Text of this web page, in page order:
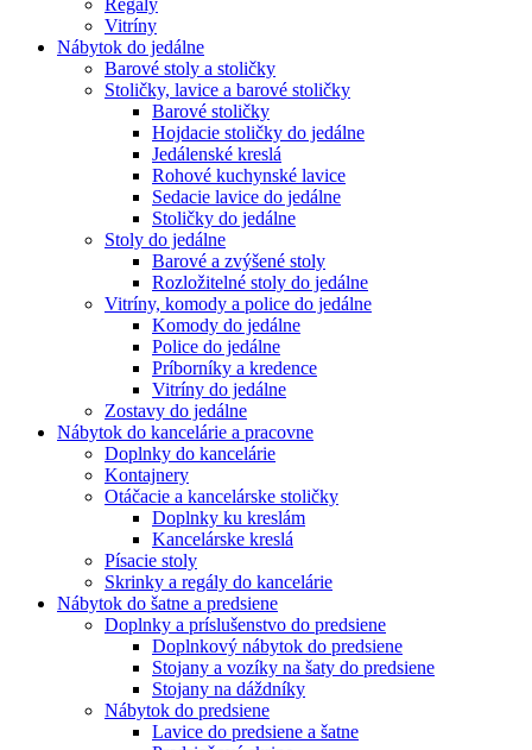
Vitríny
Nábytok do jedálne
Barové stoly a stoličky
Stoličky, lavice a barové stoličky
Barové stoličky
Hojdacie stoličky do jedálne
Jedálenské kreslá
Rohové kuchynské lavice
Sedacie lavice do jedálne
Stoličky do jedálne
Stoly do jedálne
Barové a zvýšené stoly
Rozložitelné stoly do jedálne
Vitríny, komody a police do jedálne
Komody do jedálne
Police do jedálne
Príborníky a kredence
Vitríny do jedálne
Zostavy do jedálne
Nábytok do kancelárie a pracovne
Doplnky do kancelárie
Kontajnery
Otáčacie a kancelárske stoličky
Doplnky ku kreslám
Kancelárske kreslá
Písacie stoly
Skrinky a regály do kancelárie
Nábytok do šatne a predsiene
Doplnky a príslušenstvo do predsiene
Doplnkový nábytok do predsiene
Stojany a vozíky na šaty do predsiene
Stojany na dáždníky
Nábytok do predsiene
Lavice do predsiene a šatne